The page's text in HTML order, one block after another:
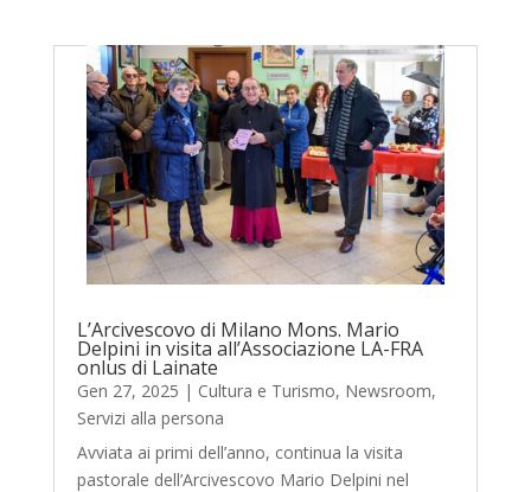
L’Arcivescovo di Milano Mons. Mario
Delpini in visita all’Associazione LA-FRA
onlus di Lainate
Gen 27, 2025 | Cultura e Turismo, Newsroom,
Servizi alla persona
Avviata ai primi dell’anno, continua la visita
pastorale dell’Arcivescovo Mario Delpini nel